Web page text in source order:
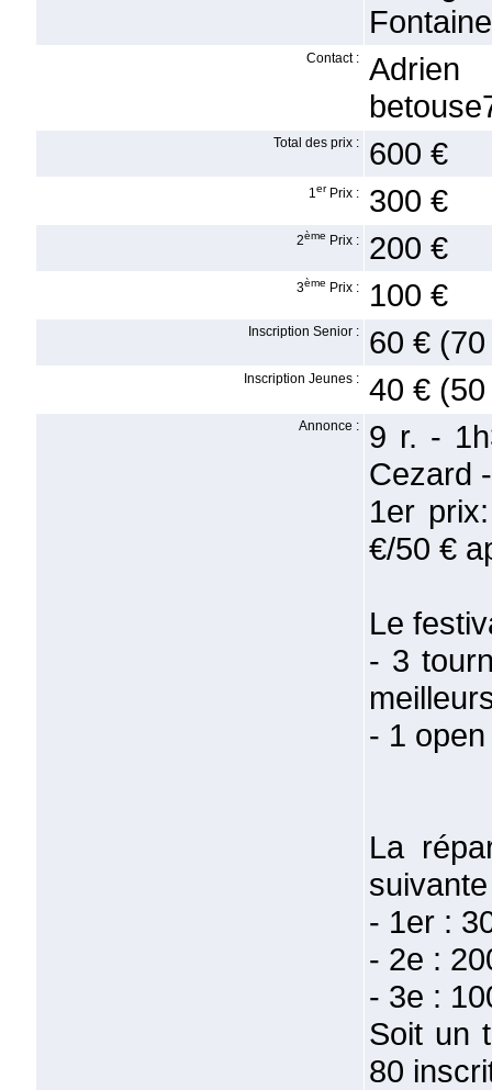
Contact :
Total des prix : 600 €
1er Prix : 300 €
2ème Prix : 200 €
3ème Prix : 100 €
Inscription Senior : 60 €
Inscription Jeunes : 40 €
Annonce :
9 r. -
Cezard
1er
€/50 €
Le
- 3
- 1
La
- 1er :
- 2e :
- 3e :
Soit un
80